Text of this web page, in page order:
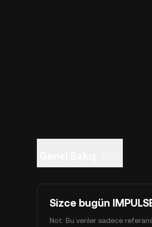
Sizce bugün
Not: Bu veriler sadece referans